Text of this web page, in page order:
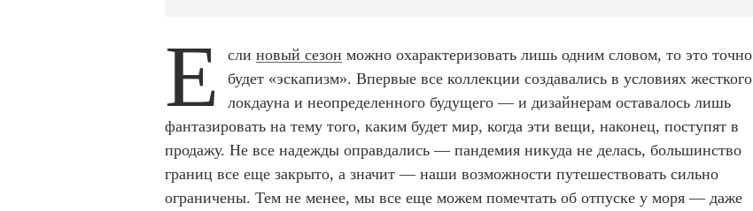
Е сли новый сезон можно охарактеризовать лишь одним словом, то это точно
будет «эскапизм». Впервые все коллекции создавались в условиях жесткого
локдауна и неопределенного будущего — и дизайнерам оставалось лишь
фантазировать на тему того, каким будет мир, когда эти вещи, наконец, поступят в
продажу. Не все надежды оправдались — пандемия никуда не делась, большинство
границ все еще закрыто, а значит — наши возможности путешествовать сильно
ограничены. Тем не менее, мы все еще можем помечтать об отпуске у моря — даже